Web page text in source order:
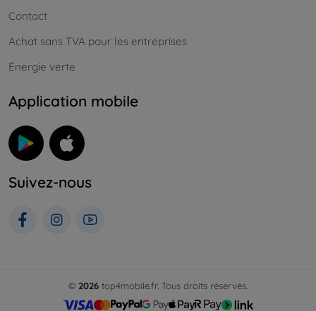
Contact
Achat sans TVA pour les entreprises
Énergie verte
Application mobile
Suivez-nous
© 2026 top4mobile.fr. Tous droits réservés.